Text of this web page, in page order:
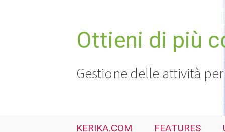
Ottieni di più
Gestione delle attività
KERIKA.COM FEATURES